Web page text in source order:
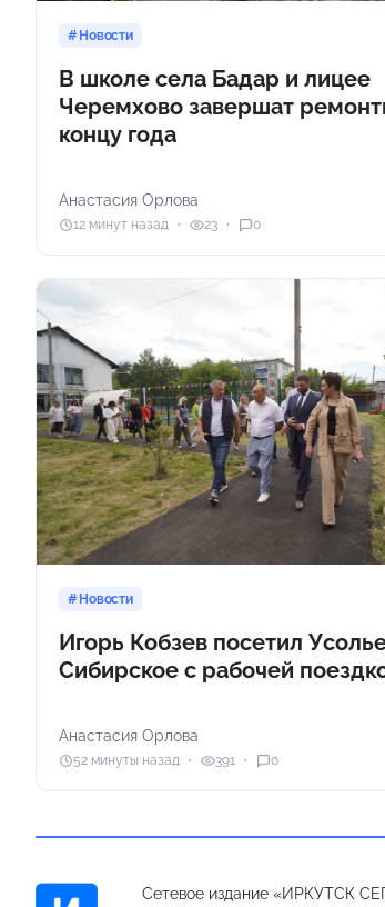
Новости
В школе села Бадар и лицее
Черемхово завершат
концу года
Анастасия Орлова
12 минут назад 23 0
Новости
Игорь Кобзев посетил
Сибирское с рабочей
Анастасия Орлова
52 минуты назад 391 0
Сетевое издание «ИРКУТСК